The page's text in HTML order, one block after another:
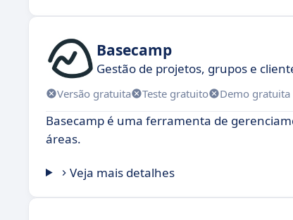
Basecamp
Gestão de projetos, grupos e
Versão gratuita Teste gratuito Demo gratuita
Basecamp é uma ferramenta de
áreas.
Veja mais detalhes